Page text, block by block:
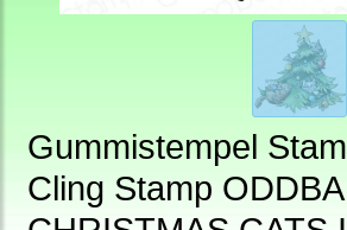
Gummistempel
Cling Stamp